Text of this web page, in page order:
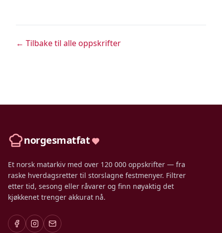
← Tilbake til alle oppskrifter
norgesmatfat
Et norsk matarkiv med over 120 000 oppskrifter — fra
raske hverdagsretter til storslagne festmenyer. Filtrer
etter tid, sesong eller råvarer og finn nøyaktig det
kjøkkenet trenger akkurat nå.